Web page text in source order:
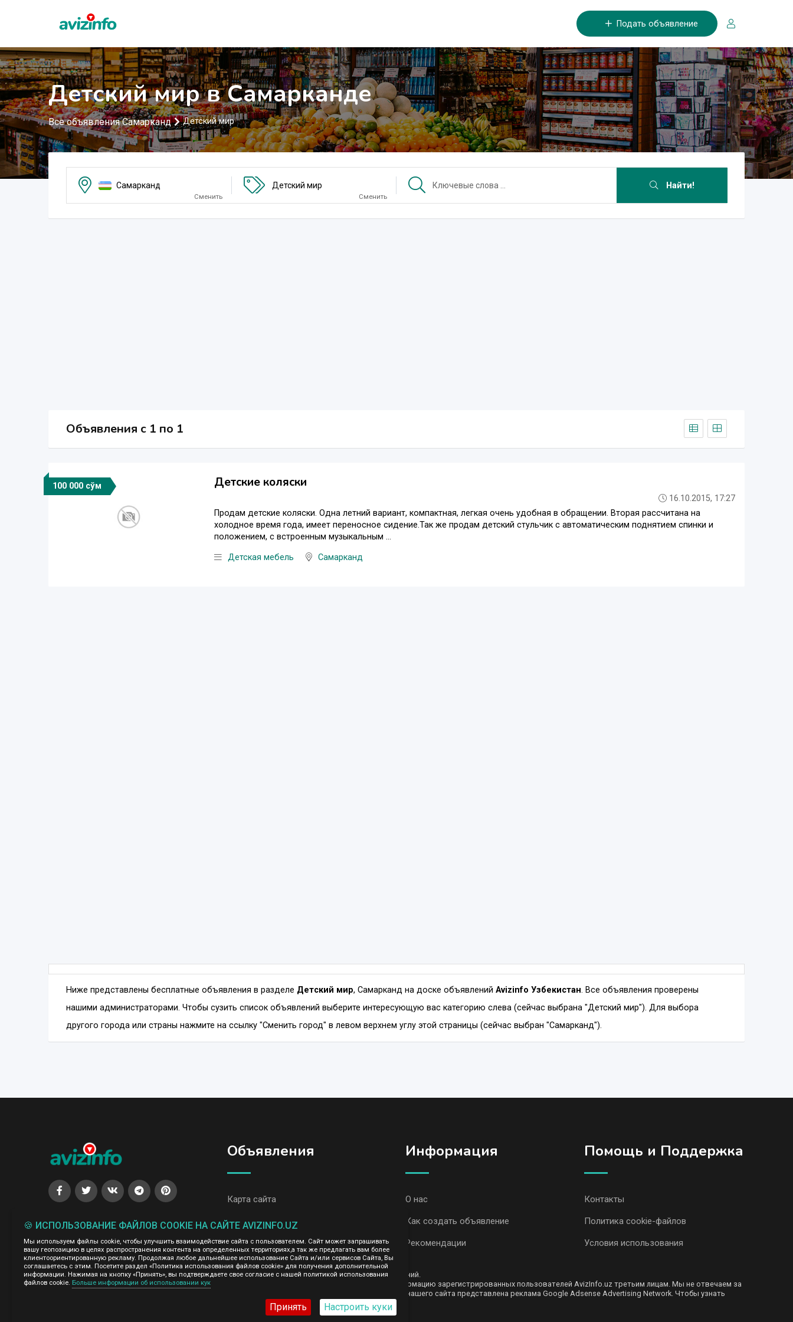
Подать объявление
Детский мир в Самарканде
Все объявления Самарканд Детский мир
Самарканд
Сменить
Детский мир
Сменить
Найти!
Объявления c 1 по 1
100 000 сўм Детские коляски
16.10.2015, 17:27
Продам детские коляски. Одна летний вариант, компактная, легкая очень удобная в обращении. Вторая рассчитана на
холодное время года, имеет переносное сидение.Так же продам детский стульчик с автоматическим поднятием спинки и
положением, с встроенным музыкальным ...
Детская мебель Самарканд
Ниже представлены бесплатные объявления в разделе Детский мир, Самарканд на доске объявлений Avizinfo Узбекистан. Все объявления проверены
нашими администраторами. Чтобы сузить список объявлений выберите интересующую вас категорию слева (сейчас выбрана "Детский мир"). Для выбора
другого города или страны нажмите на ссылку "Сменить город" в левом верхнем углу этой страницы (сейчас выбран "Самарканд").
Объявления
Карта сайта
Все объявления, Самарканд
Все объявления AvizInfo
Информация
О нас
Как создать объявление
Рекомендации
Помощь и Поддержка
Контакты
Политика cookie-файлов
Условия использования
Администрация сайта AvizInfo.uz не несет ответственность за содержание размещенных объявлений.
Мы ценим конфиденциальность наших пользователей. Мы не передаем и не продаем личную информацию зарегистрированных пользователей AvizInfo.uz третьим лицам. Мы не отвечаем за
правила конфиденциальности сайтов на которые ссылается AvizInfo.uz. На некоторых страницах нашего сайта представлена реклама Google Adsense Advertising Network. Чтобы узнать
нажмите тут.
🍪 ИСПОЛЬЗОВАНИЕ ФАЙЛОВ COOKIE НА САЙТЕ AVIZINFO.UZ
Мы используем файлы cookie, чтобы улучшить взаимодействие сайта с пользователем. Сайт может запрашивать
вашу геопозицию в целях распространения контента на определенных территориях,а так же предлагать вам более
клиентоориентированную рекламу. Продолжая любое дальнейшее использование Сайта и/или сервисов Сайта, Вы
соглашаетесь с этим. Посетите раздел «Политика использования файлов cookie» для получения дополнительной
информации. Нажимая на кнопку «Принять», вы подтверждаете свое согласие с нашей политикой использования
файлов cookie. Больше информации об использовании кук
Принять Настроить куки